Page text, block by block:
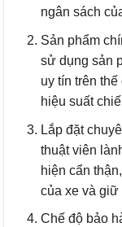
ngân sách
Sản phẩm
sử dụng sản
uy tín trên
hiệu suất
Lắp đặt
thuật viên
hiện cẩn
của xe và giữ
Chế độ bảo